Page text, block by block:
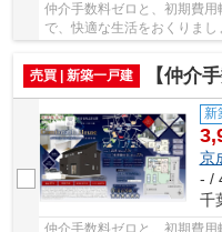
仲介手数料ゼロと、初期費
で、快適な生活をおくりま
売買 | 新築一戸建
【仲介手
新
京
- /
千
仲介手数料ゼロと、初期費